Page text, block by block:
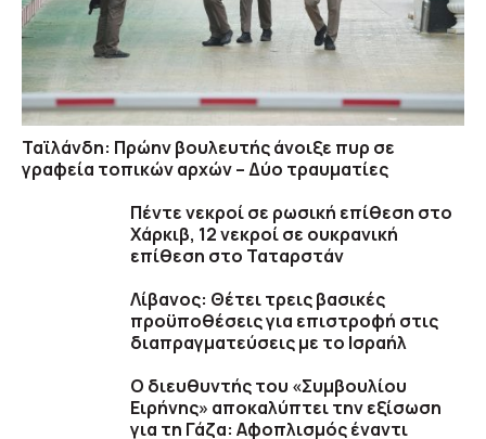
Ταϊλάνδη: Πρώην βουλευτής άνοιξε πυρ σε
γραφεία τοπικών αρχών – Δύο τραυματίες
Πέντε νεκροί σε ρωσική επίθεση στο
Χάρκιβ, 12 νεκροί σε ουκρανική
επίθεση στο Ταταρστάν
Λίβανος: Θέτει τρεις βασικές
προϋποθέσεις για επιστροφή στις
διαπραγματεύσεις με το Ισραήλ
Ο διευθυντής του «Συμβουλίου
Ειρήνης» αποκαλύπτει την εξίσωση
για τη Γάζα: Αφοπλισμός έναντι